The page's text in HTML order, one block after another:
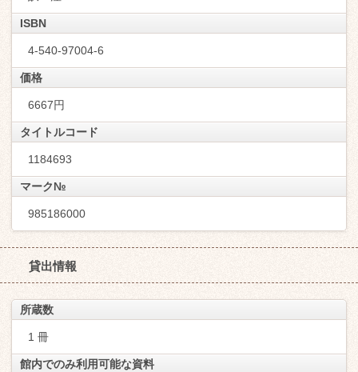
ISBN
4-540-97004-6
価格
6667円
タイトルコード
1184693
マーク№
985186000
貸出情報
所蔵数
1 冊
館内でのみ利用可能な資料